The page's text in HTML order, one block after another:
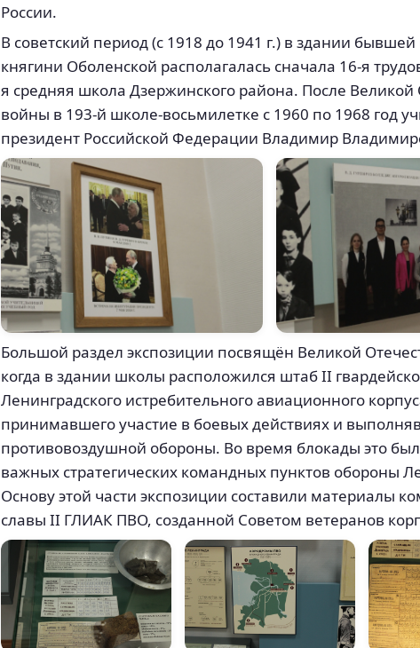
России.
В советский период (с 1918 до 1941 г.) в здании
княгини Оболенской располагалась сначала 16-я
я средняя школа Дзержинского района. После Великой
войны в 193-й школе-восьмилетке с 1960 по 1968 год
президент Российской Федерации Владимир
Большой раздел экспозиции посвящён Великой
когда в здании школы расположился штаб II
Ленинградского истребительного авиационного
принимавшего участие в боевых действиях и
противовоздушной обороны. Во время блокады это
важных стратегических командных пунктов обороны
Основу этой части экспозиции составили материалы
славы II ГЛИАК ПВО, созданной Советом ветеранов